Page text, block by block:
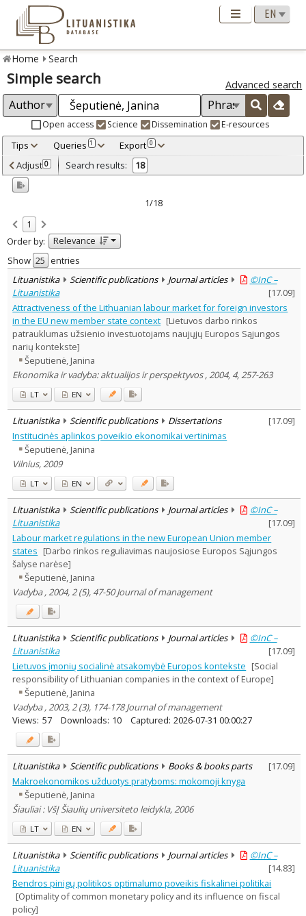
Home Search
Simple search Advanced search
Open access Science Dissemination E-resources
Tips Queries 1 Export 0
Adjusted by criteria 0
Year
Refine
Open access
Scientific publications 18
Document Type:
Books & books parts 4
Journal articles 13
Dissertations
Subject area:
Economics 15
Documentation. Iinformation
1
Sociology 1
Management 4
Text language
Country of publication
Historical periods
Lithuanian place names
Subject
Adjust 0 Search results: 18
1/18
1
Order by:
Relevance
Show
entries
Lituanistika
Scientific publications Journal articles
©InC –
Lituanistika
[17.09]
Attractiveness of the Lithuanian labour market for foreign investors
in the EU new member state context [Lietuvos darbo rinkos
patrauklumas užsienio investuotojams naujųjų Europos Sąjungos
narių kontekste]
Šeputienė, Janina
Ekonomika ir vadyba: aktualijos ir perspektyvos , 2004, 4, 257-263
LT EN
Lituanistika Scientific publications Dissertations [17.09]
Institucinės aplinkos poveikio ekonomikai vertinimas
Šeputienė, Janina
Vilnius, 2009
LT EN
Lituanistika Scientific publications Journal articles
©InC –
Lituanistika
[17.09]
Labour market regulations in the new European Union member
states [Darbo rinkos reguliavimas naujosiose Europos Sąjungos
šalyse narėse]
Šeputienė, Janina
Vadyba , 2004, 2 (5), 47-50 Journal of management
Lituanistika Scientific publications Journal articles
©InC –
Lituanistika
[17.09]
Lietuvos įmonių socialinė atsakomybė Europos kontekste [Social
responsibility of Lithuanian companies in the context of Europe]
Šeputienė, Janina
Vadyba , 2003, 2 (3), 174-178 Journal of management
Views: 57 Downloads: 10 Captured: 2026-07-31 00:00:27
Lituanistika Scientific publications Books & books parts [17.09]
Makroekonomikos užduotys pratyboms: mokomoji knyga
Šeputienė, Janina
Šiauliai : VšĮ Šiaulių universiteto leidykla, 2006
LT EN
Lituanistika Scientific publications Journal articles
©InC –
Lituanistika
[14.83]
Bendros pinigų politikos optimalumo poveikis fiskalinei politikai
[Optimality of common monetary policy and its influence on fiscal
policy]